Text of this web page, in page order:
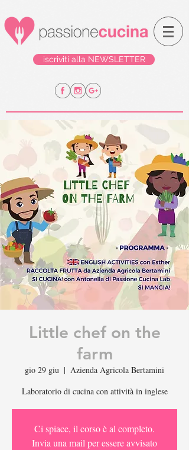
iscriviti alla NEWSLETTER
Little chef on the
farm
gio 29 giu
  |
Azienda Agricola Bertamini
Laboratorio di cucina con attività in inglese
Ci spiace, il corso è al completo.
Invia una mail per essere avvisato